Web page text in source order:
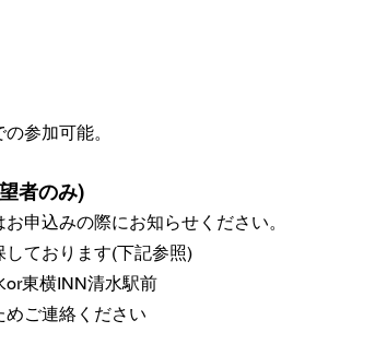
参加可能。
者のみ)
申込みの際にお知らせください。
ております(下記参照)
東横INN清水駅前
ご連絡ください